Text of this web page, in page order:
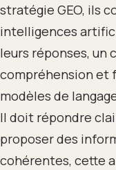
stratégie GEO, ils
intelligences
leurs réponses, un
compréhension et
modèles de
Il doit répondre
proposer des
cohérentes, cette